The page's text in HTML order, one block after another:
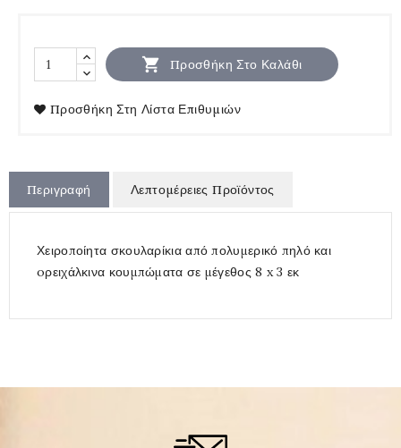
 Προσθήκη Στο Καλάθι
Προσθήκη Στη Λίστα Επιθυμιών
Περιγραφή Λεπτομέρειες Προϊόντος
Χειροποίητα σκουλαρίκια από πολυμερικό πηλό και
oρειχάλκινα κουμπώματα σε μέγεθος 8 x 3 εκ